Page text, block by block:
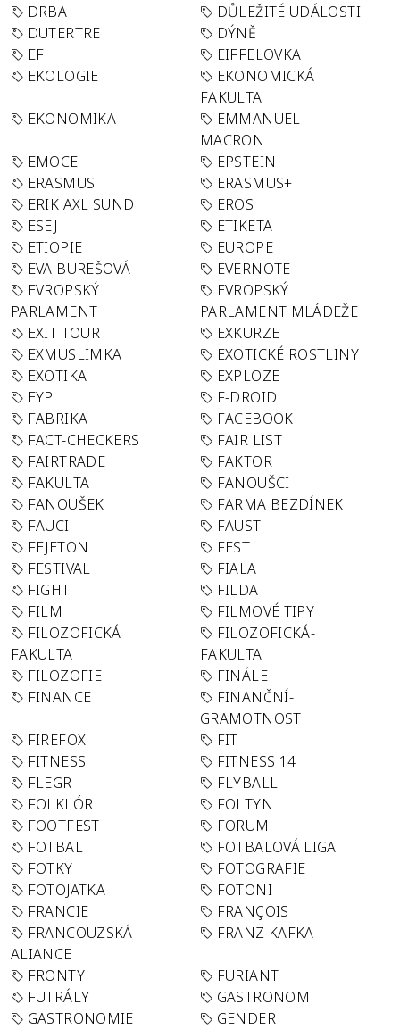
DRBA
DŮLEŽITÉ UDÁLOSTI
DUTERTRE
DÝNĚ
EF
EIFFELOVKA
EKOLOGIE
EKONOMICKÁ
FAKULTA
EKONOMIKA
EMMANUEL
MACRON
EMOCE
EPSTEIN
ERASMUS
ERASMUS+
ERIK AXL SUND
EROS
ESEJ
ETIKETA
ETIOPIE
EUROPE
EVA BUREŠOVÁ
EVERNOTE
EVROPSKÝ
PARLAMENT
EVROPSKÝ
PARLAMENT MLÁDEŽE
EXIT TOUR
EXKURZE
EXMUSLIMKA
EXOTICKÉ ROSTLINY
EXOTIKA
EXPLOZE
EYP
F-DROID
FABRIKA
FACEBOOK
FACT-CHECKERS
FAIR LIST
FAIRTRADE
FAKTOR
FAKULTA
FANOUŠCI
FANOUŠEK
FARMA BEZDÍNEK
FAUCI
FAUST
FEJETON
FEST
FESTIVAL
FIALA
FIGHT
FILDA
FILM
FILMOVÉ TIPY
FILOZOFICKÁ
FAKULTA
FILOZOFICKÁ-
FAKULTA
FILOZOFIE
FINÁLE
FINANCE
FINANČNÍ-
GRAMOTNOST
FIREFOX
FIT
FITNESS
FITNESS 14
FLEGR
FLYBALL
FOLKLÓR
FOLTYN
FOOTFEST
FORUM
FOTBAL
FOTBALOVÁ LIGA
FOTKY
FOTOGRAFIE
FOTOJATKA
FOTONI
FRANCIE
FRANÇOIS
FRANCOUZSKÁ
ALIANCE
FRANZ KAFKA
FRONTY
FURIANT
FUTRÁLY
GASTRONOM
GASTRONOMIE
GENDER